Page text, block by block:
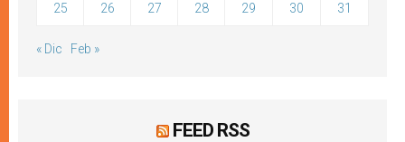
25 26 27 28 29 30 31
« Dic Feb »
FEED RSS